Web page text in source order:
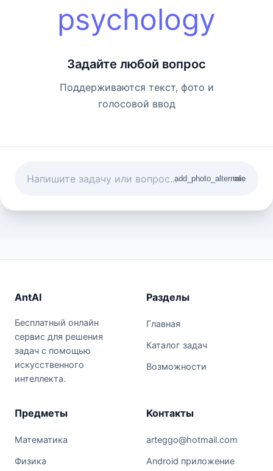
psychology
Задайте любой вопрос
Поддерживаются текст, фото и
голосовой ввод
add_photo_alternate
mic
AntAI
Бесплатный онлайн
сервис для решения
задач с помощью
искусственного
интеллекта.
Разделы
Главная
Каталог задач
Возможности
Предметы
Математика
Физика
Контакты
arteggo@hotmail.com
Android приложение